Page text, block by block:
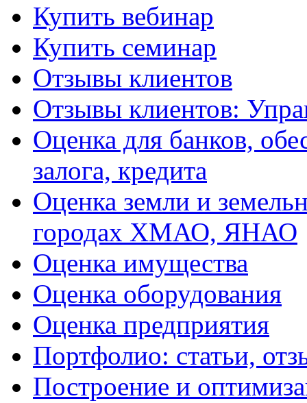
Купить вебинар
Купить семинар
Отзывы клиентов
Отзывы клиентов:
Оценка для банков,
залога, кредита
Оценка земли и
городах ХМАО, ЯНАО
Оценка имущества
Оценка оборудования
Оценка предприятия
Портфолио: статьи,
Построение и